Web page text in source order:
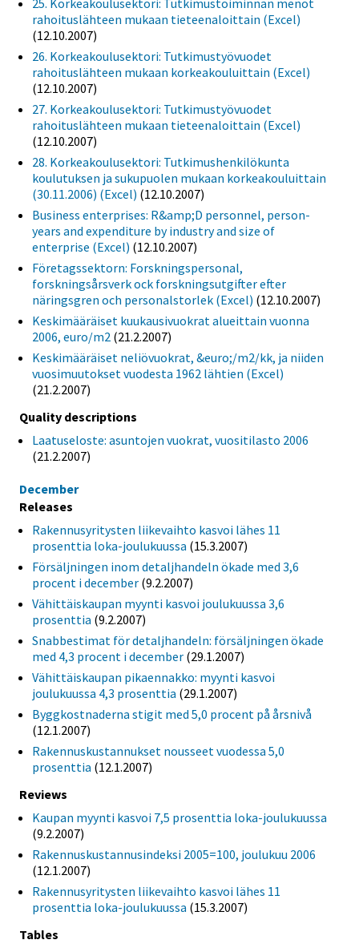
25. Korkeakoulusektori: Tutkimustoiminnan menot
rahoituslähteen mukaan tieteenaloittain (Excel)
(12.10.2007)
26. Korkeakoulusektori: Tutkimustyövuodet
rahoituslähteen mukaan korkeakouluittain (Excel)
(12.10.2007)
27. Korkeakoulusektori: Tutkimustyövuodet
rahoituslähteen mukaan tieteenaloittain (Excel)
(12.10.2007)
28. Korkeakoulusektori: Tutkimushenkilökunta
koulutuksen ja sukupuolen mukaan korkeakouluittain
(30.11.2006) (Excel) (12.10.2007)
Business enterprises: R&amp;D personnel, person-
years and expenditure by industry and size of
enterprise (Excel) (12.10.2007)
Företagssektorn: Forskningspersonal,
forskningsårsverk ock forskningsutgifter efter
näringsgren och personalstorlek (Excel) (12.10.2007)
Keskimääräiset kuukausivuokrat alueittain vuonna
2006, euro/m2 (21.2.2007)
Keskimääräiset neliövuokrat, &euro;/m2/kk, ja niiden
vuosimuutokset vuodesta 1962 lähtien (Excel)
(21.2.2007)
Quality descriptions
Laatuseloste: asuntojen vuokrat, vuositilasto 2006
(21.2.2007)
December
Releases
Rakennusyritysten liikevaihto kasvoi lähes 11
prosenttia loka-joulukuussa (15.3.2007)
Försäljningen inom detaljhandeln ökade med 3,6
procent i december (9.2.2007)
Vähittäiskaupan myynti kasvoi joulukuussa 3,6
prosenttia (9.2.2007)
Snabbestimat för detaljhandeln: försäljningen ökade
med 4,3 procent i december (29.1.2007)
Vähittäiskaupan pikaennakko: myynti kasvoi
joulukuussa 4,3 prosenttia (29.1.2007)
Byggkostnaderna stigit med 5,0 procent på årsnivå
(12.1.2007)
Rakennuskustannukset nousseet vuodessa 5,0
prosenttia (12.1.2007)
Reviews
Kaupan myynti kasvoi 7,5 prosenttia loka-joulukuussa
(9.2.2007)
Rakennuskustannusindeksi 2005=100, joulukuu 2006
(12.1.2007)
Rakennusyritysten liikevaihto kasvoi lähes 11
prosenttia loka-joulukuussa (15.3.2007)
Tables